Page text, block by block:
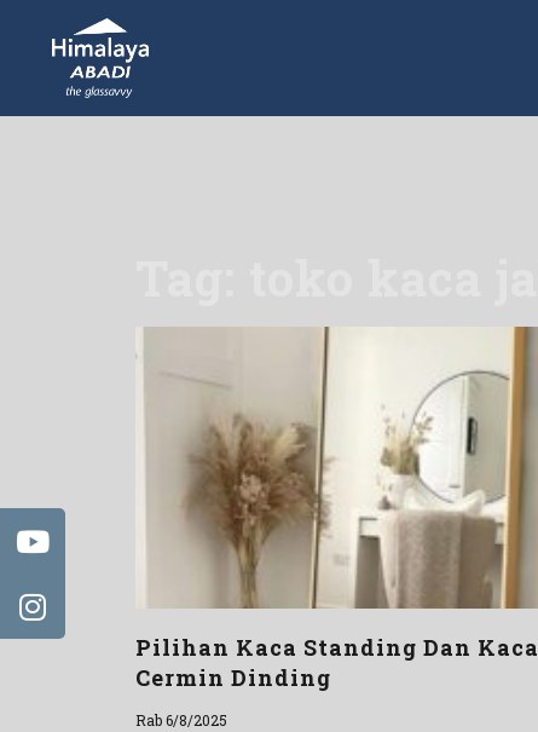
Pilihan Kaca Standing Dan Kaca
Cermin Dinding
Rab 6/8/2025